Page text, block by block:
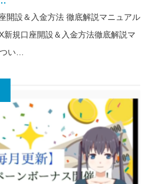
開設＆入金方法 徹底解説マニュアル
規口座開設＆入金方法徹底解説マ
い…